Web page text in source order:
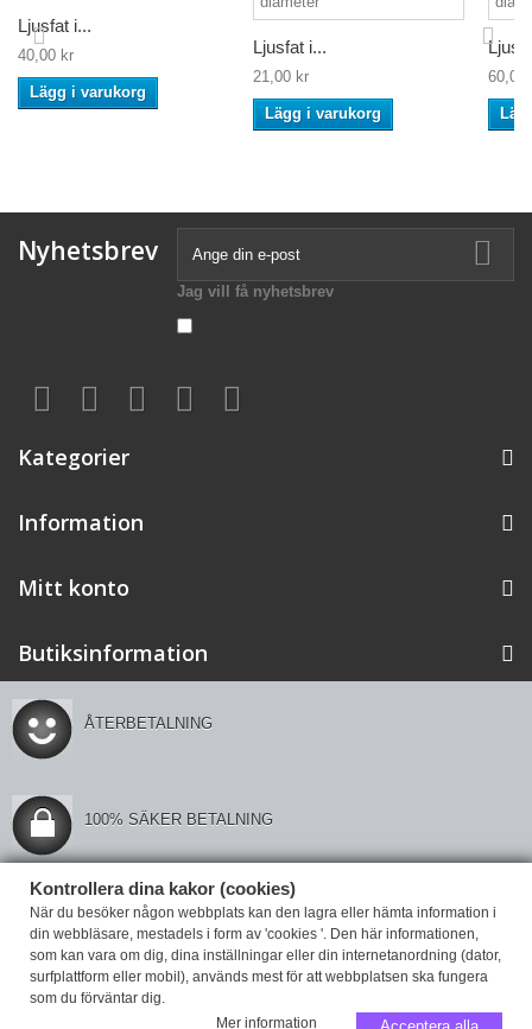
Ljusfat i...
40,00 kr
Lägg i varukorg
Ljusfat i...
21,00 kr
Lägg i varukorg
60,00
Nyhetsbrev
Jag vill få nyhetsbrev
Kategorier
Information
Mitt konto
Butiksinformation
ÅTERBETALNING
100% SÄKER BETALNING
Kontrollera din integritet
Kontrollera dina kakor (cookies)
När du besöker någon webbplats kan den lagra eller hämta information i
din webbläsare, mestadels i form av 'cookies '. Den här informationen,
som kan vara om dig, dina inställningar eller din internetanordning (dator,
surfplattform eller mobil), används mest för att webbplatsen ska fungera
som du förväntar dig.
Mer information